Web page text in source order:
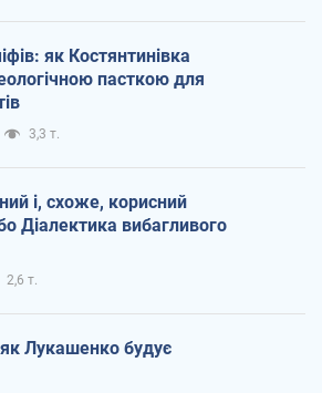
як Костянтинівка
пасткою для
3,3 т.
і, схоже, корисний
Діалектика вибагливого
2,6 т.
як Лукашенко будує